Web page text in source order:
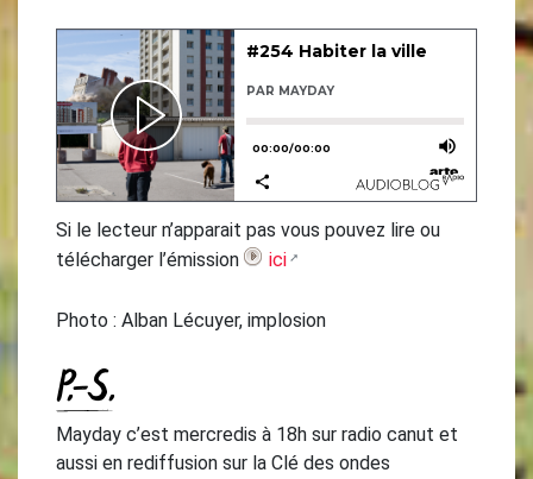
Si le lecteur n’apparait pas vous pouvez lire ou
télécharger l’émission
ici
Photo : Alban Lécuyer, implosion
P.-S.
Mayday c’est mercredis à 18h sur radio canut et
aussi en rediffusion sur la Clé des ondes